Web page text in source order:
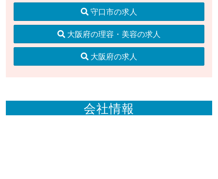
守口市の求人
大阪府の理容・美容の求人
大阪府の求人
会社情報